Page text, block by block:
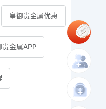
皇御贵金属优惠
贵金属APP